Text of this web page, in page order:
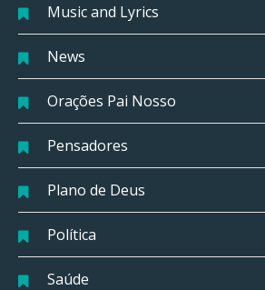
Music and Lyrics
News
Orações Pai Nosso
Pensadores
Plano de Deus
Política
Saúde